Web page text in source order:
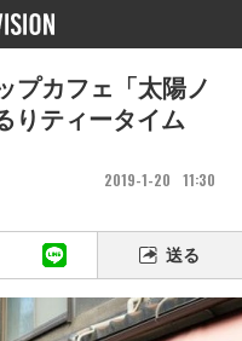
2019 1 20 11 30
プカフェ「太陽ノ
りティータイム
送る